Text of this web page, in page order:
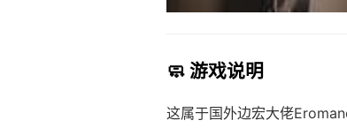
🧼 游戏说明
这属于国外边宏大佬